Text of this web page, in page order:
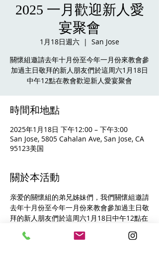
2025 一月歡迎新人愛
宴聚會
1月18日週六
  |
San Jose
關懷組邀請去年十月份至今年一月份來教會參
加過主日敬拜的新人朋友們於這周六1月18日
中午12點在教會歡迎新人愛宴聚會
時間和地點
2025年1月18日 下午12:00 – 下午3:00
San Jose, 5805 Cahalan Ave, San Jose, CA
95123美国
關於本活動
亲爱的關懷組的弟兄姊妹們，我們關懷組邀請
去年十月份至今年一月份來教會參加過主日敬
拜的新人朋友們於這周六1月18日中午12點在
享受弟兄姐妹们做的美食的同时，也可以与新